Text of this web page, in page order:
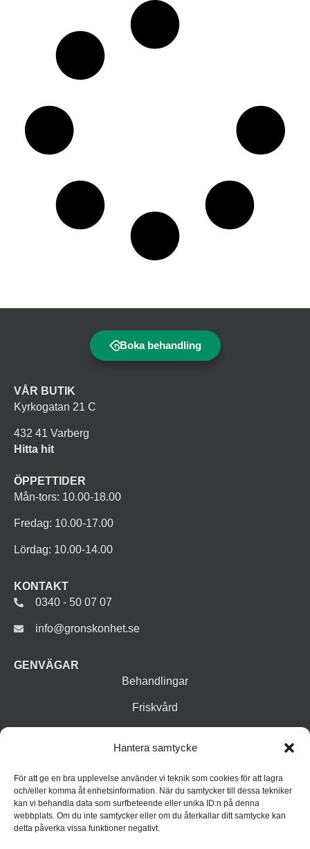
Hantera samtycke
För att ge en bra upplevelse använder vi teknik som cookies för att lagra
och/eller komma åt enhetsinformation. När du samtycker till dessa tekniker
kan vi behandla data som surfbeteende eller unika ID:n på denna
webbplats. Om du inte samtycker eller om du återkallar ditt samtycke kan
detta påverka vissa funktioner negativt.
Boka behandling
VÅR BUTIK
Kyrkogatan 21 C
432 41 Varberg
Hitta hit
ÖPPETTIDER
Mån-tors: 10.00-18.00
Fredag: 10.00-17.00
Lördag: 10.00-14.00
KONTAKT
0340 - 50 07 07
info@gronskonhet.se
GENVÄGAR
Behandlingar
Friskvård
Inspiration